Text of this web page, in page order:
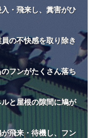
・飛来し、糞害がひ
の不快感を取り除き
フンがたくさん落ち
と屋根の隙間に鳩が
飛来・待機し、フン